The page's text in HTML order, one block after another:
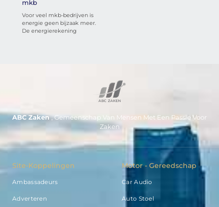
mkb
Voor veel mkb-bedrijven is
energie geen bijzaak meer.
De energierekening
ABC Zaken, Gemeenschap Van Mensen Met Een Passie Voor
Zaken
Site-Koppelingen
Ambassadeurs
Adverteren
Motor - Gereedschap
Car Audio
Auto Stoel